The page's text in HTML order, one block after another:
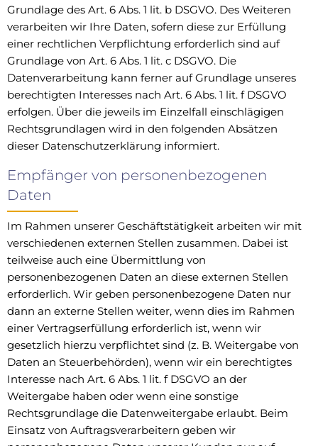
Grundlage des Art. 6 Abs. 1 lit. b DSGVO. Des Weiteren
verarbeiten wir Ihre Daten, sofern diese zur Erfüllung
einer rechtlichen Verpflichtung erforderlich sind auf
Grundlage von Art. 6 Abs. 1 lit. c DSGVO. Die
Datenverarbeitung kann ferner auf Grundlage unseres
berechtigten Interesses nach Art. 6 Abs. 1 lit. f DSGVO
erfolgen. Über die jeweils im Einzelfall einschlägigen
Rechtsgrundlagen wird in den folgenden Absätzen
dieser Datenschutzerklärung informiert.
Empfänger von personenbezogenen
Daten
Im Rahmen unserer Geschäftstätigkeit arbeiten wir mit
verschiedenen externen Stellen zusammen. Dabei ist
teilweise auch eine Übermittlung von
personenbezogenen Daten an diese externen Stellen
erforderlich. Wir geben personenbezogene Daten nur
dann an externe Stellen weiter, wenn dies im Rahmen
einer Vertragserfüllung erforderlich ist, wenn wir
gesetzlich hierzu verpflichtet sind (z. B. Weitergabe von
Daten an Steuerbehörden), wenn wir ein berechtigtes
Interesse nach Art. 6 Abs. 1 lit. f DSGVO an der
Weitergabe haben oder wenn eine sonstige
Rechtsgrundlage die Datenweitergabe erlaubt. Beim
Einsatz von Auftragsverarbeitern geben wir